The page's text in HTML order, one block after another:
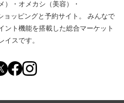
）
・ オメカシ（美容）
・
ョッピングと予約サイト。
みんなで
ント機能を搭載した総合マーケット
イスです。